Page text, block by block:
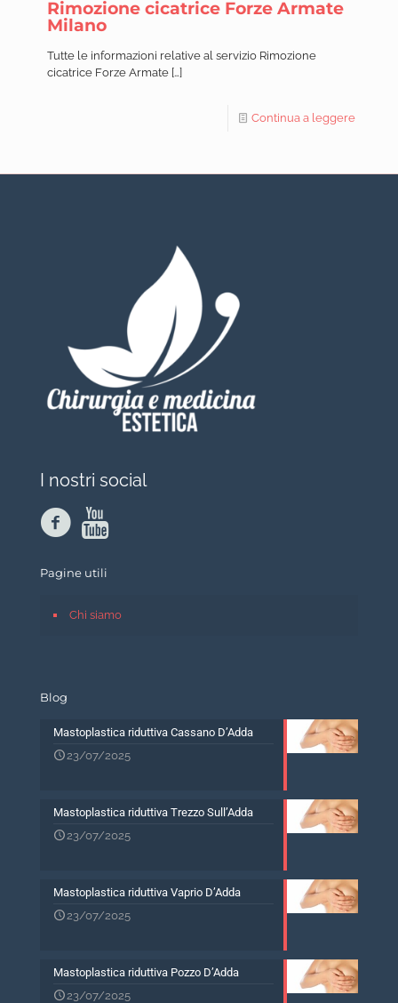
Rimozione cicatrice Forze Armate
Milano
Tutte le informazioni relative al servizio Rimozione
cicatrice Forze Armate […]
Continua a leggere
I nostri social
Pagine utili
Chi siamo
Blog
Mastoplastica riduttiva Cassano D’Adda
23/07/2025
Mastoplastica riduttiva Trezzo Sull’Adda
23/07/2025
Mastoplastica riduttiva Vaprio D’Adda
23/07/2025
Mastoplastica riduttiva Pozzo D’Adda
23/07/2025